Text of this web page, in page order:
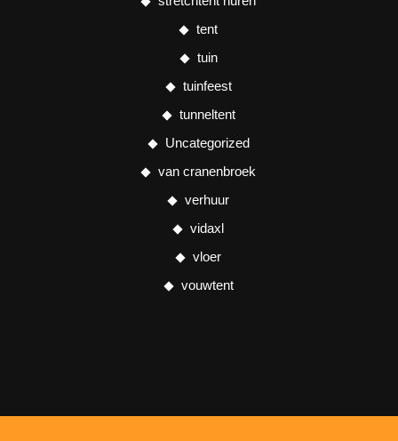
tent
tuin
tuinfeest
tunneltent
Uncategorized
van cranenbroek
verhuur
vidaxl
vloer
vouwtent